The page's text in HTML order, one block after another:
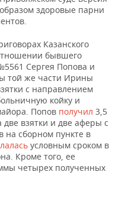
здоровые парни
Казанского
бывшего
Сергея Попова и
той же части Ирины
с направлением
койку и
Попов получил 3,5
взятки и две аферы с
на сборном пункте в
условным сроком в
Кроме того, ее
четырех полученных